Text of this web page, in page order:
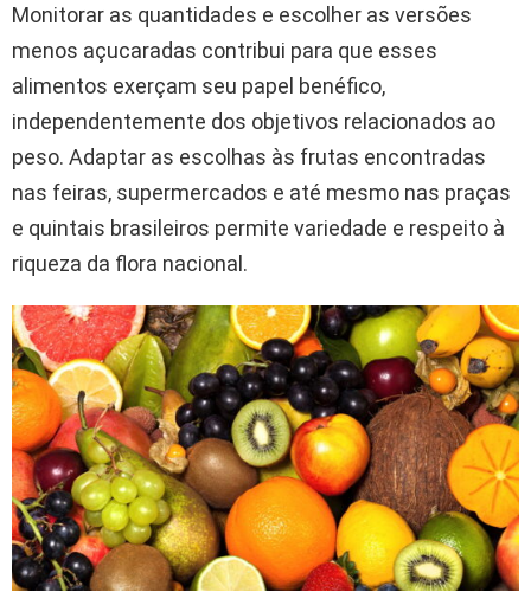
Monitorar as quantidades e escolher as versões
menos açucaradas contribui para que esses
alimentos exerçam seu papel benéfico,
independentemente dos objetivos relacionados ao
peso. Adaptar as escolhas às frutas encontradas
nas feiras, supermercados e até mesmo nas praças
e quintais brasileiros permite variedade e respeito à
riqueza da flora nacional.